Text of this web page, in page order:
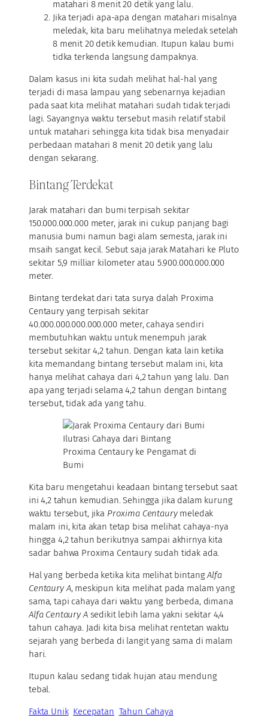
matahari 8 menit 20 detik yang lalu.
Jika terjadi apa-apa dengan matahari misalnya
meledak, kita baru melihatnya meledak setelah
8 menit 20 detik kemudian. Itupun kalau bumi
tidka terkenda langsung dampaknya.
Dalam kasus ini kita sudah melihat hal-hal yang
terjadi di masa lampau yang sebenarnya kejadian
pada saat kita melihat matahari sudah tidak terjadi
lagi. Sayangnya waktu tersebut masih relatif stabil
untuk matahari sehingga kita tidak bisa menyadair
perbedaan matahari 8 menit 20 detik yang lalu
dengan sekarang.
Bintang Terdekat
Jarak matahari dan bumi terpisah sekitar
150.000.000.000 meter, jarak ini cukup panjang bagi
manusia bumi namun bagi alam semesta, jarak ini
msaih sangat kecil. Sebut saja jarak Matahari ke Pluto
sekitar 5,9 milliar kilometer atau 5.900.000.000.000
meter.
Bintang terdekat dari tata surya dalah Proxima
Centaury yang terpisah sekitar
40.000.000.000.000.000 meter, cahaya sendiri
membutuhkan waktu untuk menempuh jarak
tersebut sekitar 4,2 tahun. Dengan kata lain ketika
kita memandang bintang tersebut malam ini, kita
hanya melihat cahaya dari 4,2 tahun yang lalu. Dan
apa yang terjadi selama 4,2 tahun dengan bintang
tersebut, tidak ada yang tahu.
Ilutrasi Cahaya dari Bintang
Proxima Centaury ke Pengamat di
Bumi
Kita baru mengetahui keadaan bintang tersebut saat
ini 4,2 tahun kemudian. Sehingga jika dalam kurung
waktu tersebut, jika Proxima Centaurymeledak
malam ini, kita akan tetap bisa melihat cahaya-nya
hingga 4,2 tahun berikutnya sampai akhirnya kita
sadar bahwa Proxima Centaury sudah tidak ada.
Hal yang berbeda ketika kita melihat bintangAlfa
Centaury A, meskipun kita melihat pada malam yang
sama, tapi cahaya dari waktu yang berbeda, dimana
Alfa Centaury Asedikit lebih lama yakni sekitar 4,4
tahun cahaya. Jadi kita bisa melihat rentetan waktu
sejarah yang berbeda di langit yang sama di malam
hari.
Itupun kalau sedang tidak hujan atau mendung
tebal.
Fakta Unik Kecepatan Tahun Cahaya